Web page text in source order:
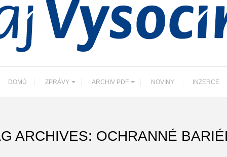
DOMŮ ZPRÁVY ARCHIV PDF NOVINY INZERCE
ARCHIVES: OCHRANNÉ